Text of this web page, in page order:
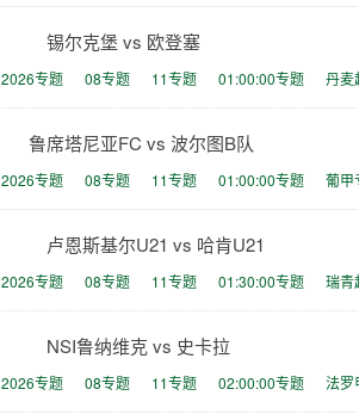
锡尔克堡 vs 欧登塞
2026专题 08专题 11专题 01:00:00专题 丹麦
鲁席塔尼亚FC vs 波尔图B队
2026专题 08专题 11专题 01:00:00专题 葡甲
卢恩斯基尔U21 vs 哈肯U21
2026专题 08专题 11专题 01:30:00专题 瑞青
NSI鲁纳维克 vs 史卡拉
2026专题 08专题 11专题 02:00:00专题 法罗